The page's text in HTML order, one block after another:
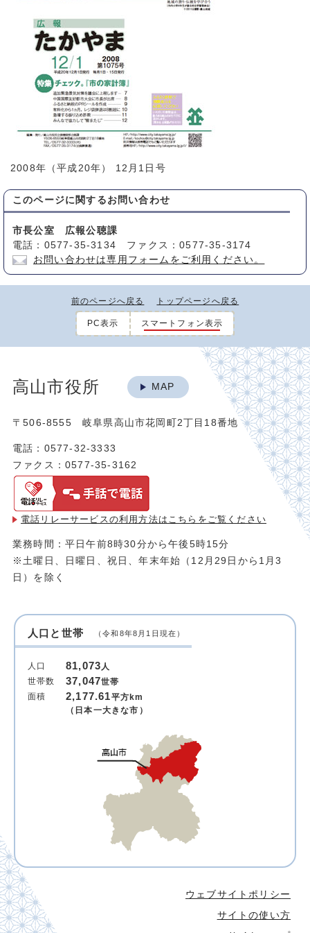
2008年（平成20年） 12月1日号
このページに関する お問い合わせ
市長公室 広報公聴課
電話：0577-35-3134 ファクス：0577-35-3174
お問い合わせは専用フォームをご利用ください。
前のページへ戻る トップページへ戻る
PC表示 スマートフォン表示
高山市役所 MAP
〒506-8555 岐阜県高山市花岡町2丁目18番地
電話：0577-32-3333
ファクス：0577-35-3162
電話リレーサービスの利用方法は こちらをご覧ください
業務時間：平日午前8時30分から午後5時15分
※土曜日、日曜日、祝日、年末年始（12月29日から1月3
日）を除く
人口と世帯 （令和8年8月1日現在）
人口 81,073人
世帯数
37,047世帯
面積
2,177.61平方km
（日本一大きな市）
ウェブサイトポリシー
サイトの使い方